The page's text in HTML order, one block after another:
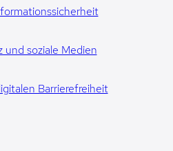
und soziale Medien
Barrierefreiheit